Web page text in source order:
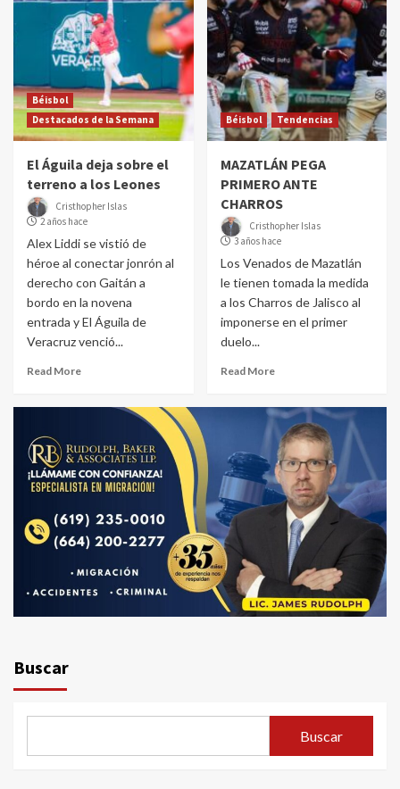
Béisbol
Destacados de la Semana
El Águila deja sobre el
terreno a los Leones
Cristhopher Islas
2 años hace
Alex Liddi se vistió de
héroe al conectar jonrón al
derecho con Gaitán a
bordo en la novena
entrada y El Águila de
Veracruz venció...
Read More
Béisbol Tendencias
MAZATLÁN PEGA
PRIMERO ANTE
CHARROS
Cristhopher Islas
3 años hace
Los Venados de Mazatlán
le tienen tomada la medida
a los Charros de Jalisco al
imponerse en el primer
duelo...
Read More
Buscar
Buscar